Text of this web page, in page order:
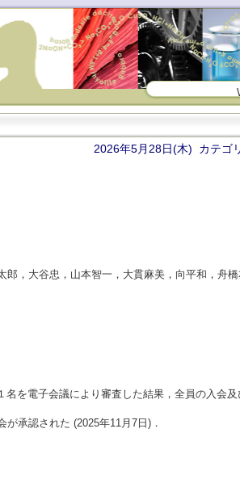
2026年5月28日(木) カテゴ
，大谷忠，山本智一，大貫麻美，向平和，舟橋
を電子会議により審査した結果，全員の入会及
承認された (2025年11月7日)．